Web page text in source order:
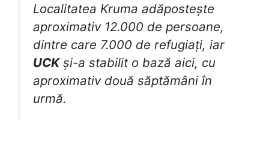
Localitatea Kruma adăpostește
aproximativ 12.000 de persoane,
dintre care 7.000 de refugiați, iar
UCKși-a stabilit o bază aici, cu
aproximativ două săptămâni în
urmă.